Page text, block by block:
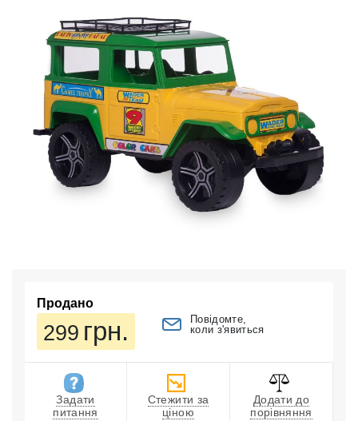
Продано
299 грн.
Повідомте,
коли з'явиться
Задати
питання
Стежити за
ціною
Додати до
порівняння